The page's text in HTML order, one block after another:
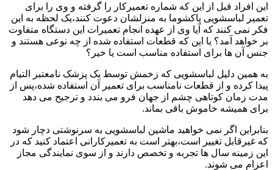
این افراد قبل از این که شماره تعمیرکار را گرفته و وی را برای
تعمیر لباسشویی پاکشوما به منزلشان دعوت کنند،یک لحظه به این
فکر نمی کنند که آیا وی از عهده انجام تعمیرات این دستگاه متفاوت
بر خواهد آمد؟ یا این که قطعات استفاده شده از چه نوعی هستند و
جنس آن ها برای استفاده مناسب است یا خیر؟
به همین دلیل لباسشویی که زخمش توسط یک پزشک نامعتبر التیام
پیدا کرده و از قطعات نامناسب برای تعمیر آن استفاده شده،پس از
مدت زمان کوتاهی چشم از جهان فرو می بندد و ترجیح می دهد
برای همیشه خاموش باقی بماند.
بنابراین اگر نمی خواهید ماشین لباسشویی به سرنوشتی دچار شود
که غیرقابل تغییر است،بهتر است به تعمیرکارانی اعتماد کنید که در
این زمینه سال ها تجربه و تخصص دارند و از سوی نمایندگی مجاز
اعزام می شوند.